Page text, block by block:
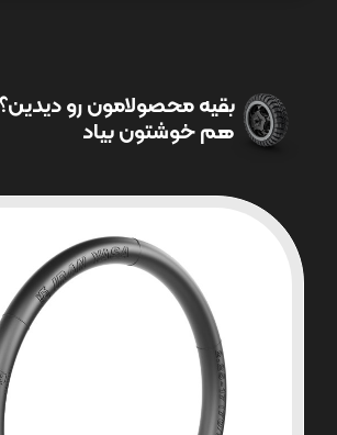
بقیه محصولامون رو دیدین؟
هم خوشتون بیاد